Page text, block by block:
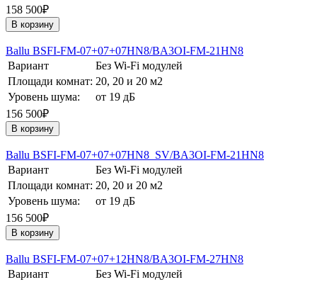
158 500₽
В корзину
Ballu BSFI-FM-07+07+07HN8/BA3OI-FM-21HN8
Вариант
Без Wi-Fi модулей
Площади комнат: 20, 20 и 20 м2
Уровень шума:
от 19 дБ
156 500₽
В корзину
Ballu BSFI-FM-07+07+07HN8_SV/BA3OI-FM-21HN8
Вариант
Без Wi-Fi модулей
Площади комнат: 20, 20 и 20 м2
Уровень шума:
от 19 дБ
156 500₽
В корзину
Ballu BSFI-FM-07+07+12HN8/BA3OI-FM-27HN8
Вариант
Без Wi-Fi модулей